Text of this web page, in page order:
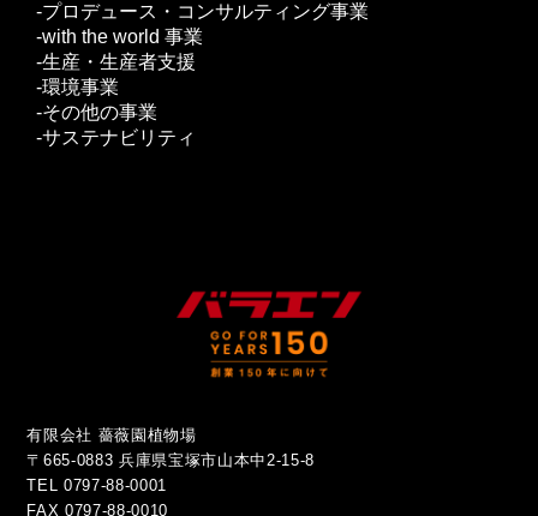
プロデュース・コンサルティング事業
with the world 事業
生産・生産者支援
環境事業
その他の事業
サステナビリティ
有限会社 薔薇園植物場
〒665-0883 兵庫県宝塚市山本中2-15-8
TEL 0797-88-0001
FAX 0797-88-0010